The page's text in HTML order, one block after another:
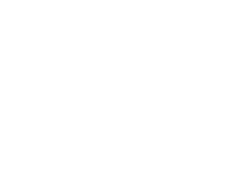
befindliche, unter Denkmalschutz